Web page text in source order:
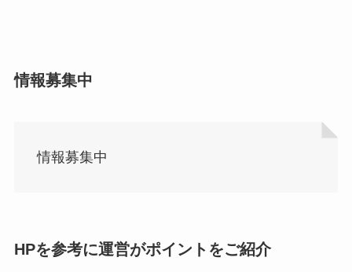
情報募集中
情報募集中
HPを参考に運営がポイントをご紹介